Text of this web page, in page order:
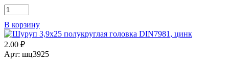
Количество
товара
Шуруп
6,3х70
полукруглая
головка
В корзину
2.00 ₽
Арт: шц3925